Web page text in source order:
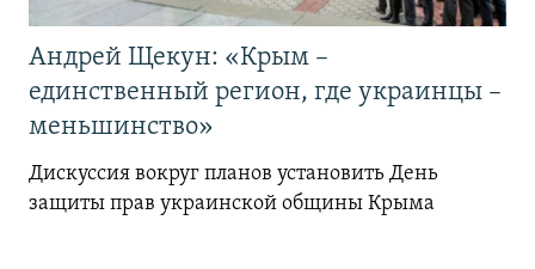
Андрей Щекун: «Крым –
единственный регион, где украинцы –
меньшинство»
Дискуссия вокруг планов установить День
защиты прав украинской общины Крыма